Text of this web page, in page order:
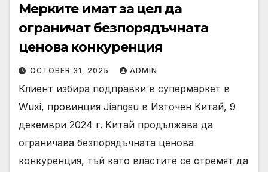
Мерките имат за цел да
ограничат безпорядъчната
ценова конкуренция
OCTOBER 31, 2025 ADMIN
Клиент избира подправки в супермаркет в
Wuxi, провинция Jiangsu в Източен Китай, 9
декември 2024 г. Китай продължава да
ограничава безпорядъчната ценова
конкуренция, тъй като властите се стремят да